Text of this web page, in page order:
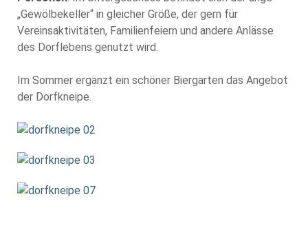
„Gewölbekeller“ in gleicher Größe, der gern für
Vereinsaktivitäten, Familienfeiern und andere Anlässe
des Dorflebens genutzt wird.
Im Sommer ergänzt ein schöner Biergarten das Angebot
der Dorfkneipe.